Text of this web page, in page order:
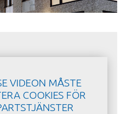
VIDEON MÅSTE
COOKIES FÖR